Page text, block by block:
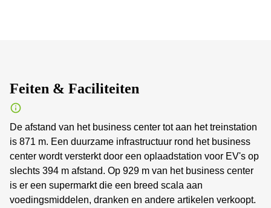
Feiten & Faciliteiten
De afstand van het business center tot aan het treinstation
is 871 m. Een duurzame infrastructuur rond het business
center wordt versterkt door een oplaadstation voor EV's op
slechts 394 m afstand. Op 929 m van het business center
is er een supermarkt die een breed scala aan
voedingsmiddelen, dranken en andere artikelen verkoopt.